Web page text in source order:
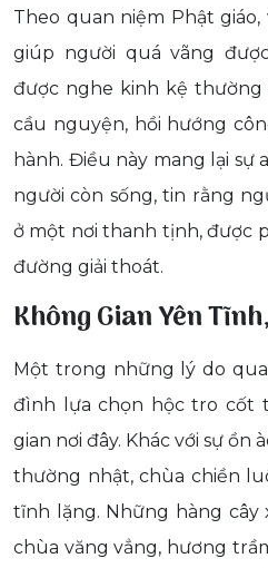
Theo quan niệm Phật
giúp người quá vãng
được nghe kinh kệ thường
cầu nguyện, hồi hướng
hành. Điều này mang lại sự
người còn sống, tin rằng
ở một nơi thanh tịnh, được
đường giải thoát.
Không Gian Yên
Một trong những lý do
đình lựa chọn hộc tro cốt
gian nơi đây. Khác với sự ồn
thường nhật, chùa chiền
tĩnh lặng. Những hàng cây
chùa văng vẳng, hương